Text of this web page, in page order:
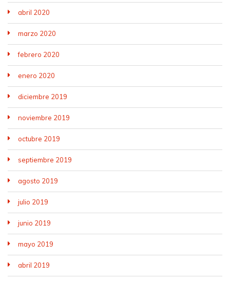
abril 2020
marzo 2020
febrero 2020
enero 2020
diciembre 2019
noviembre 2019
octubre 2019
septiembre 2019
agosto 2019
julio 2019
junio 2019
mayo 2019
abril 2019